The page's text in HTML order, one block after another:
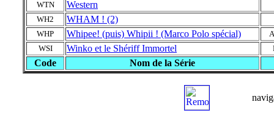
WTN Western
WH2
WHAM ! (2)
WHP Whipee! (puis) Whipii ! (Marco Polo spécial)
WSI
Winko et le Shériff Immortel
Code Nom de la Série